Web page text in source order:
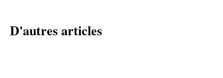
D'autres articles